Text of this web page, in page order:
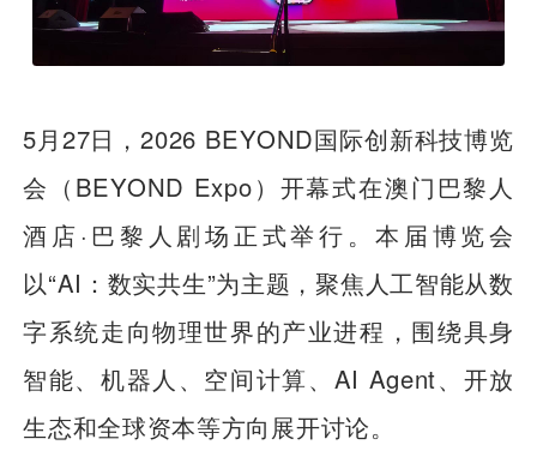
5月27日，2026 BEYOND国际创新科技博览
会（BEYOND Expo）开幕式在澳门巴黎人
酒店·巴黎人剧场正式举行。本届博览会
以“AI：数实共生”为主题，聚焦人工智能从数
字系统走向物理世界的产业进程，围绕具身
智能、机器人、空间计算、AI Agent、开放
生态和全球资本等方向展开讨论。